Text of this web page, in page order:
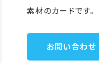
素材のカードです。
お問い合わせ